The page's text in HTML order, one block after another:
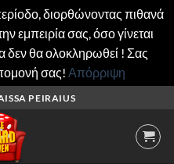
διορθώνοντας πιθανά
εμπειρία σας, όσο γίνεται
δεν θα ολοκληρωθεί ! Σας
σας! Απόρριψη
PEIRAIUS